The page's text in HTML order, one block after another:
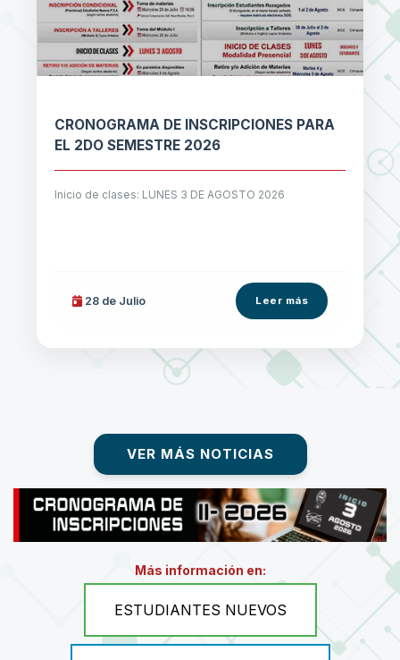
CRONOGRAMA DE INSCRIPCIONES PARA
EL 2DO SEMESTRE 2026
Inicio de clases: LUNES 3 DE AGOSTO 2026
28 de Julio Leer más
VER MÁS NOTICIAS
Más información en:
ESTUDIANTES NUEVOS